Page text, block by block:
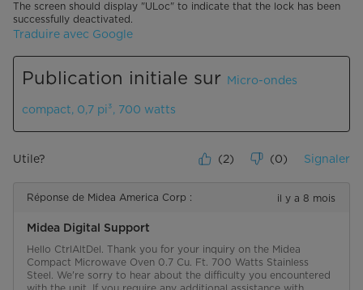
The screen should display "ULoc" to indicate that the lock has been
successfully deactivated.
Traduire avec Google
Publication initiale sur Micro-ondes
compact, 0,7 pi³, 700 watts
Utile? (2) (0) Signaler
Réponse de Midea America Corp : il y a 8 mois
Midea Digital Support
Hello CtrlAltDel. Thank you for your inquiry on the Midea
Compact Microwave Oven 0.7 Cu. Ft. 700 Watts Stainless
Steel. We're sorry to hear about the difficulty you encountered